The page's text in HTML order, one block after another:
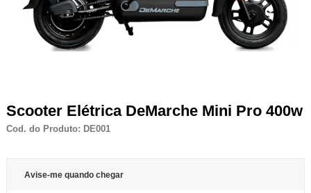
Scooter Elétrica DeMarche Mini Pro 400w
Cod. do Produto: DE001
Avise-me quando chegar